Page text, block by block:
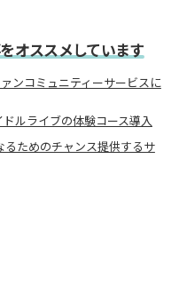
オススメしています
ンコミュニティーサービスに
ルライブの体験コース導入
ためのチャンス提供するサ